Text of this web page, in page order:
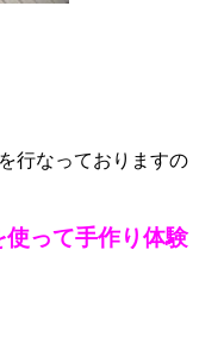
行なっておりますの
って手作り体験